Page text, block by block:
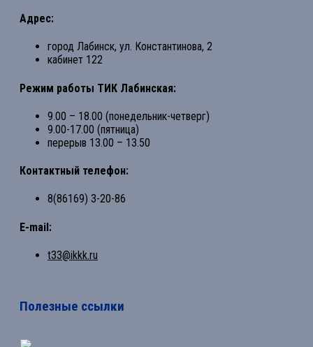
Адрес:
город Лабинск, ул. Константинова, 2
кабинет 122
Режим работы ТИК Лабинская:
9.00 – 18.00 (понедельник-четверг)
9.00-17.00 (пятница)
перерыв 13.00 – 13.50
Контактный телефон:
8(86169) 3-20-86
E-mail:
t33@ikkk.ru
Полезные ссылки